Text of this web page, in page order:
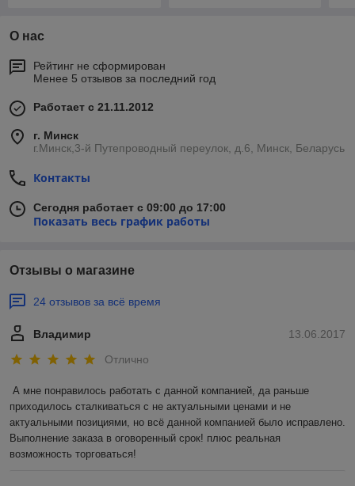
О нас
Рейтинг не сформирован
Менее 5 отзывов за последний год
Работает с 21.11.2012
г. Минск
г.Минск,3-й Путепроводный переулок, д.6, Минск, Беларусь
Контакты
Сегодня работает с 09:00 до 17:00
Показать весь график работы
Отзывы о магазине
24 отзывов за всё время
13.06.2017
Владимир
Отлично
А мне понравилось работать с данной компанией, да раньше
приходилось сталкиваться с не актуальными ценами и не
актуальными позициями, но всё данной компанией было исправлено.
Выполнение заказа в оговоренный срок! плюс реальная
возможность торговаться!